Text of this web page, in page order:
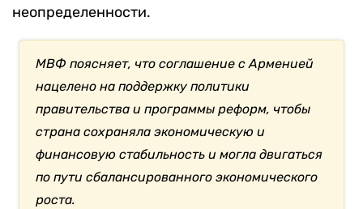
неопределенности.
МВФ поясняет, что соглашение с Арменией
нацелено на поддержку политики
правительства и программы реформ, чтобы
страна сохраняла экономическую и
финансовую стабильность и могла двигаться
по пути сбалансированного экономического
роста.